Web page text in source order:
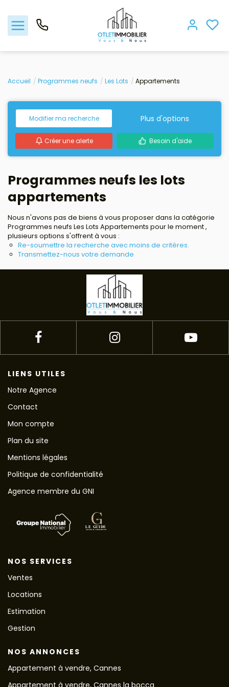
Acheter
Louer
Gestion locative
Nos biens vendus
Nos agences
Avis clients
Estimation
Avis clients
Accueil Programmes neufs Les Lots Appartements
Modifier ma recherche Plus d'options
Créer une alerte Besoin d'aide
Programmes neufs les lots
appartements
Nous n'avons pas de biens à vous proposer dans la catégorie
Programmes neufs Les Lots Appartements pour le moment ,
plusieurs options s'offrent à vous :
Re-soumettre la recherche avec moins de critères.
Transmettez-nous votre demande
LIENS UTILES
Notre Agence
Contact
Mon compte
Plan du site
Mentions légales
Politique de confidentialité
Agence membre du GNI
NOS SERVICES
Ventes
Locations
Estimation
Gestion
NOS ANNONCES
Appartement à vendre, Cannes
Appartement à vendre, Cannes la bocca